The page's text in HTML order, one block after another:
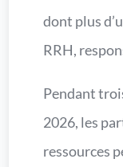
dont plus
RRH,
Pendant
2026, les
ressources